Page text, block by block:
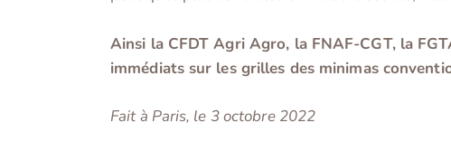
Ainsi la CFDT Agri Agro, la FNAF-CGT, la
immédiats sur les grilles des minimas
Fait à Paris, le 3 octobre 2022